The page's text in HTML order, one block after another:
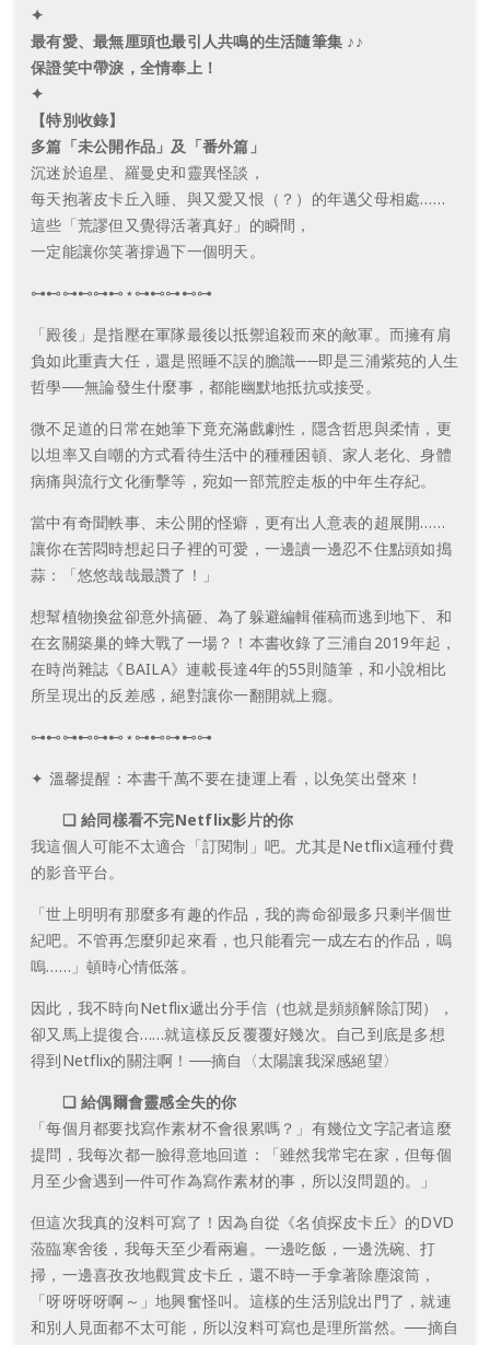
✦
最有愛、最無厘頭也最引人共鳴的生活隨筆集 ♪♪
保證笑中帶淚，全情奉上！
✦
【特別收錄】
多篇「未公開作品」及「番外篇」
沉迷於追星、羅曼史和靈異怪談，
每天抱著皮卡丘入睡、與又愛又恨（？）的年邁父母相處……
這些「荒謬但又覺得活著真好」的瞬間，
一定能讓你笑著撐過下一個明天。
⊶⊷⊶⊷⊶⊷⋆⊶⊷⊶⊷⊶
「殿後」是指壓在軍隊最後以抵禦追殺而來的敵軍。而擁有肩
負如此重責大任，還是照睡不誤的膽識──即是三浦紫苑的人生
哲學──無論發生什麼事，都能幽默地抵抗或接受。
微不足道的日常在她筆下竟充滿戲劇性，隱含哲思與柔情，更
以坦率又自嘲的方式看待生活中的種種困頓、家人老化、身體
病痛與流行文化衝擊等，宛如一部荒腔走板的中年生存紀。
當中有奇聞軼事、未公開的怪癖，更有出人意表的超展開……
讓你在苦悶時想起日子裡的可愛，一邊讀一邊忍不住點頭如搗
蒜：「悠悠哉哉最讚了！」
想幫植物換盆卻意外搞砸、為了躲避編輯催稿而逃到地下、和
在玄關築巢的蜂大戰了一場？！本書收錄了三浦自2019年起，
在時尚雜誌《BAILA》連載長達4年的55則隨筆，和小說相比
所呈現出的反差感，絕對讓你一翻開就上癮。
⊶⊷⊶⊷⊶⊷⋆⊶⊷⊶⊷⊶
✦ 溫馨提醒：本書千萬不要在捷運上看，以免笑出聲來！
❑ 給同樣看不完Netflix影片的你
我這個人可能不太適合「訂閱制」吧。尤其是Netflix這種付費
的影音平台。
「世上明明有那麼多有趣的作品，我的壽命卻最多只剩半個世
紀吧。不管再怎麼卯起來看，也只能看完一成左右的作品，嗚
嗚……」頓時心情低落。
因此，我不時向Netflix遞出分手信（也就是頻頻解除訂閱），
卻又馬上提復合……就這樣反反覆覆好幾次。自己到底是多想
得到Netflix的關注啊！──摘自〈太陽讓我深感絕望〉
❑ 給偶爾會靈感全失的你
「每個月都要找寫作素材不會很累嗎？」有幾位文字記者這麼
提問，我每次都一臉得意地回道：「雖然我常宅在家，但每個
月至少會遇到一件可作為寫作素材的事，所以沒問題的。」
但這次我真的沒料可寫了！因為自從《名偵探皮卡丘》的DVD
蒞臨寒舍後，我每天至少看兩遍。一邊吃飯，一邊洗碗、打
掃，一邊喜孜孜地觀賞皮卡丘，還不時一手拿著除塵滾筒，
「呀呀呀呀啊～」地興奮怪叫。這樣的生活別說出門了，就連
和別人見面都不太可能，所以沒料可寫也是理所當然。──摘自